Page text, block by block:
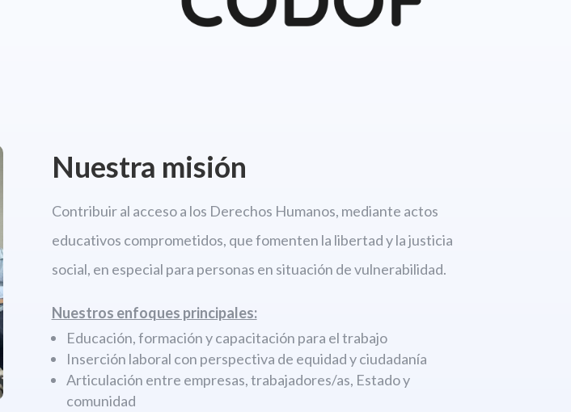
Nuestra misión
Contribuir al acceso a los Derechos Humanos, mediante actos
educativos comprometidos, que fomenten la libertady la justicia
social, en especial para personas en situación de vulnerabilidad.
Nuestros enfoques principales:
Educación, formación y capacitación para el trabajo
Inserción laboral con perspectiva de equidad y ciudadanía
Articulación entre empresas, trabajadores/as, Estado y
comunidad